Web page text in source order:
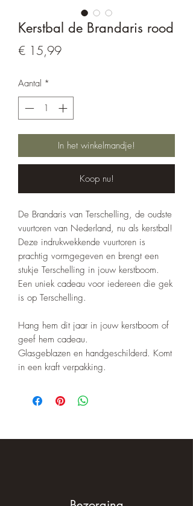
Kerstbal de Brandaris rood
€ 15,99Prijs
Aantal *
In het winkelmandje!
Koop nu!
De Brandaris van Terschelling, de oudste
vuurtoren van Nederland, nu als kerstbal!
Deze indrukwekkende vuurtoren is
prachtig vormgegeven en brengt een
stukje Terschelling in jouw kerstboom.
Een uniek cadeau voor iedereen die gek
is op Terschelling.
Hang hem dit jaar in jouw kerstboom of
geef hem cadeau.
Glasgeblazen en handgeschilderd. Komt
in een kraft verpakking.